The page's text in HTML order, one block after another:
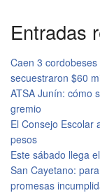
Entradas
Caen 3
secuestraron $60
ATSA Junín: cómo
gremio
El Consejo Escolar
pesos
Este sábado llega
San Cayetano:
promesas